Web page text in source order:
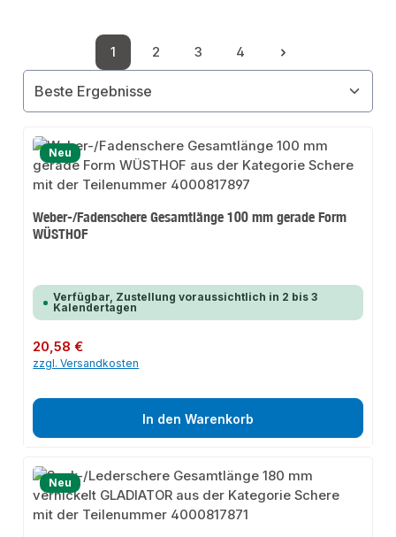
Seite
1
Seite
2
Seite
3
Seite
4
Neu
Weber-/Fadenschere Gesamtlänge 100 mm gerade Form
WÜSTHOF
Verfügbar, Zustellung voraussichtlich in 2 bis 3
Kalendertagen
Regulärer Preis:
20,58 €
zzgl. Versandkosten
In den Warenkorb
Neu